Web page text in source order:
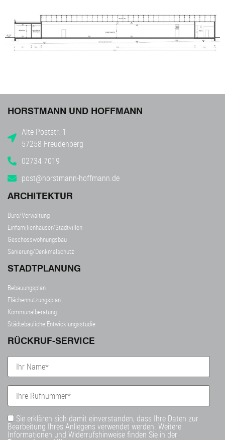
HORSTMANN UND HOFFMANN
Alte Poststr. 1
57258 Freudenberg
02734 7019
post@horstmann-hoffmann.de
ARCHITEKTUR
Büro/Verwaltung
Einfamilienhäuser/Stadtvillen
Geschosswohnungsbau
Sanierung/Denkmalschutz
STADTPLANUNG
Bebauungsplan
Flächennutzungsplan
Kommunalberatung
Städtebauliche Entwicklungsstudie
RÜCKRUF-SERVICE
Sie erklären sich damit einverstanden, dass Ihre Daten zur
Bearbeitung Ihres Anliegens verwendet werden. Weitere
Informationen und Widerrufshinweise finden Sie in der